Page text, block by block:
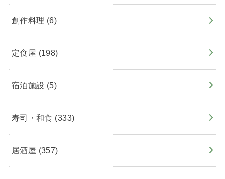
創作料理 (6)
定食屋 (198)
宿泊施設 (5)
寿司・和食 (333)
居酒屋 (357)